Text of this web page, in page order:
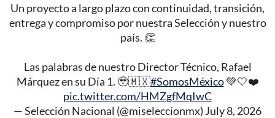
Un proyecto a largo plazo con continuidad, transición,
entrega y compromiso por nuestra Selección y nuestro
país. 👏
Las palabras de nuestro Director Técnico, Rafael
Márquez en su Día 1. 🥹🇲🇽#SomosMéxico💚🤍❤️
pic.twitter.com/HMZgfMqIwC
— Selección Nacional (@miseleccionmx) July 8, 2026